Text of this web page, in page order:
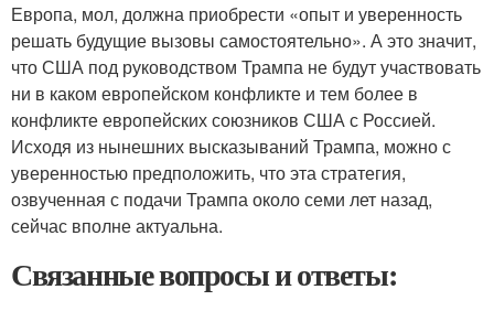
Европа, мол, должна приобрести «опыт и уверенность
решать будущие вызовы самостоятельно». А это значит,
что США под руководством Трампа не будут участвовать
ни в каком европейском конфликте и тем более в
конфликте европейских союзников США с Россией.
Исходя из нынешних высказываний Трампа, можно с
уверенностью предположить, что эта стратегия,
озвученная с подачи Трампа около семи лет назад,
сейчас вполне актуальна.
Связанные вопросы и ответы: